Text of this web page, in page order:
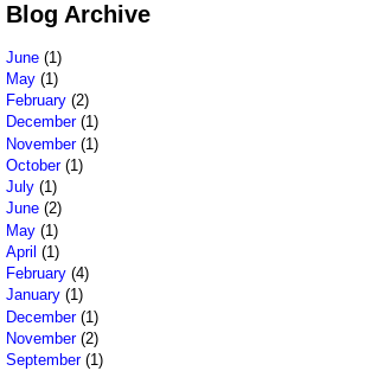
Blog Archive
June (1)
May (1)
February (2)
December(1)
November(1)
October(1)
July (1)
June (2)
May (1)
April (1)
February (4)
January (1)
December(1)
November(2)
September(1)